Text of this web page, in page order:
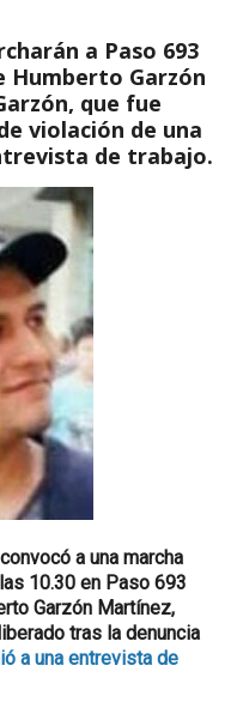
a Paso 693
Humberto Garzón
que fue
violación de una
de trabajo.
a una marcha
10.30 en Paso 693
Garzón Martínez,
tras la denuncia
a una entrevista de